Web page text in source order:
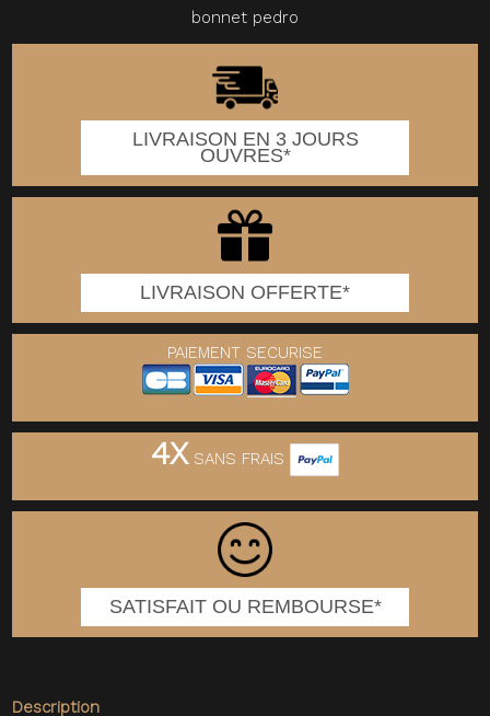
bonnet pedro
LIVRAISON EN 3 JOURS
OUVRES*
LIVRAISON OFFERTE*
PAIEMENT SECURISE
4XSANS FRAIS
SATISFAIT OU REMBOURSE*
Description